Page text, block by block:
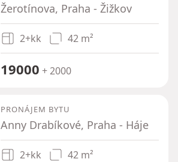
Žerotínova, Praha - Žižkov
2+kk 42 m²
19000 + 2000
PRONÁJEM BYTU
Anny Drabíkové, Praha - Háje
2+kk 42 m²